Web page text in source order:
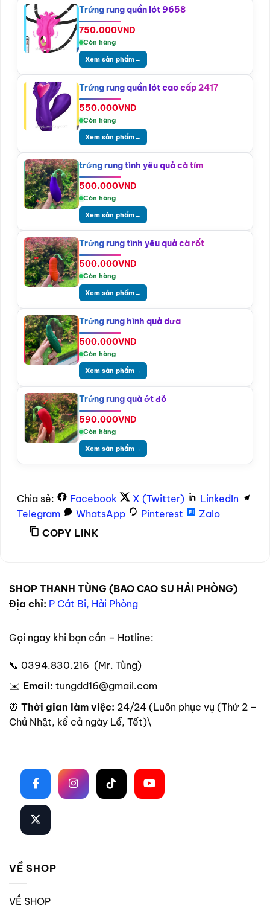
Trứng rung quần lót 9658
750.000VND
Còn hàng
Xem sản phẩm→
Trứng rung quần lót cao cấp 2417
550.000VND
Còn hàng
Xem sản phẩm→
trứng rung tình yêu quả cà tím
500.000VND
Còn hàng
Xem sản phẩm→
Trứng rung tình yêu quả cà rốt
500.000VND
Còn hàng
Xem sản phẩm→
Trứng rung hình quả dưa
500.000VND
Còn hàng
Xem sản phẩm→
Trứng rung quả ớt đỏ
590.000VND
Còn hàng
Xem sản phẩm→
Chia sẻ: Facebook X (Twitter)
LinkedIn
Telegram
WhatsApp Pinterest
Zalo
COPY LINK
SHOP THANH TÙNG (BAO CAO SU HẢI PHÒNG)
Địa chỉ: P Cát Bi, Hải Phòng
Gọi ngay khi bạn cần – Hotline:
📞 0394.830.216 (Mr. Tùng)
✉️ Email: tungdd16@gmail.com
⏰ Thời gian làm việc: 24/24 (Luôn phục vụ (Thứ 2 –
Chủ Nhật, kể cả ngày Lễ, Tết)\
VỀ SHOP
VỀ SHOP